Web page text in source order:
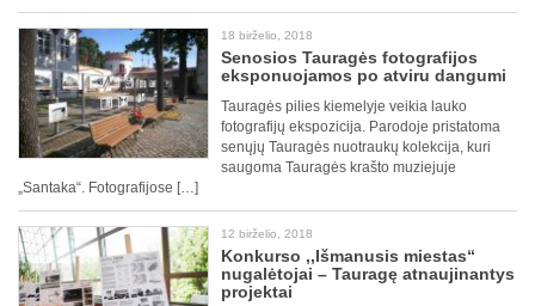
18 birželio, 2018
Senosios Tauragės fotografijos
eksponuojamos po atviru dangumi
Tauragės pilies kiemelyje veikia lauko
fotografijų ekspozicija. Parodoje pristatoma
senųjų Tauragės nuotraukų kolekcija, kuri
saugoma Tauragės krašto muziejuje
„Santaka“. Fotografijose […]
12 birželio, 2018
Konkurso ,,Išmanusis miestas“
nugalėtojai – Tauragę atnaujinantys
projektai